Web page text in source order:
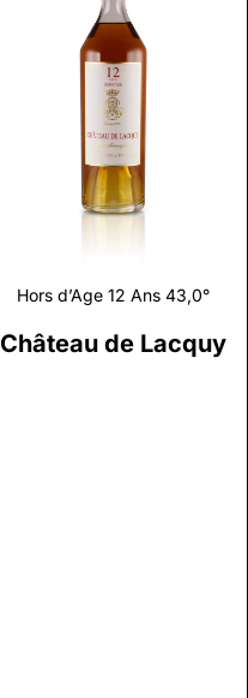
Hors d’Age 12 Ans 43,0°
Château de Lacquy
Discover